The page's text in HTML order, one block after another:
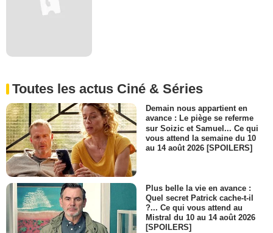
Toutes les actus Ciné & Séries
Demain nous appartient en
avance : Le piège se referme
sur Soizic et Samuel... Ce qui
vous attend la semaine du 10
au 14 août 2026 [SPOILERS]
Plus belle la vie en avance :
Quel secret Patrick cache-t-il
?... Ce qui vous attend au
Mistral du 10 au 14 août 2026
[SPOILERS]